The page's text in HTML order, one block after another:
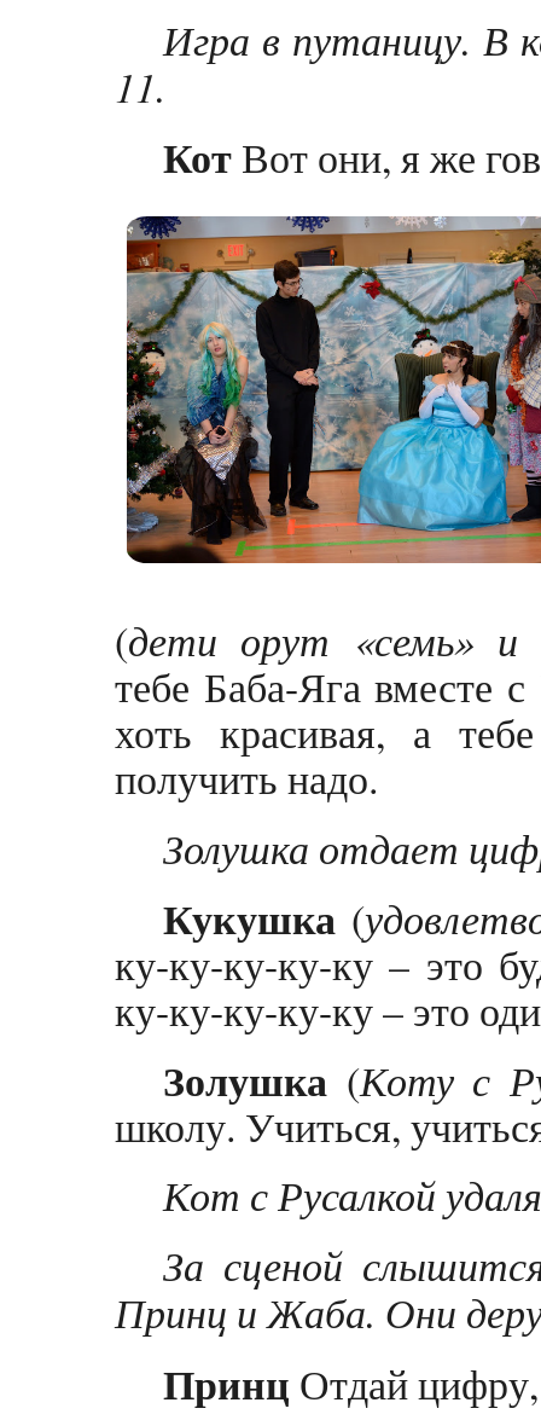
Игра в путаницу. В
11.
КотВот они, я же
(дети орут «семь» и
тебе Баба-Яга вместе
хоть красивая, а
получить надо.
Золушка отдает
Кукушка (
ку-ку-ку-ку-ку – это
ку-ку-ку-ку-ку – это
Золушка (Коту с
школу. Учиться,
Кот с Русалкой
За сценой
Принц и Жаба. Они
Принц Отдай